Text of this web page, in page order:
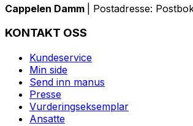
Cappelen Damm | Postadresse:
KONTAKT OSS
Kundeservice
Min side
Send inn manus
Presse
Vurderingseksemplar
Ansatte